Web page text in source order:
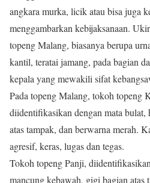
angkara murka, licik atau bisa juga
menggambarkan kebijaksanaan.
topeng Malang, biasanya berupa
kantil, teratai jamang, pada bagian
kepala yang mewakili sifat
Pada topeng Malang, tokoh topeng
diidentifikasikan dengan mata
atas tampak, dan berwarna merah.
agresif, keras, lugas dan tegas.
Tokoh topeng Panji,
mancung kebawah, gigi bagian atas